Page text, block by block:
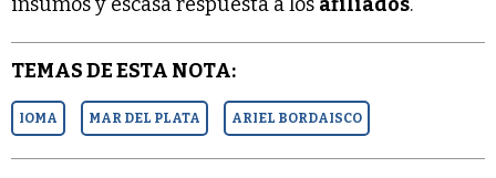
TEMAS DE ESTA NOTA:
IOMA MAR DEL PLATA ARIEL BORDAISCO